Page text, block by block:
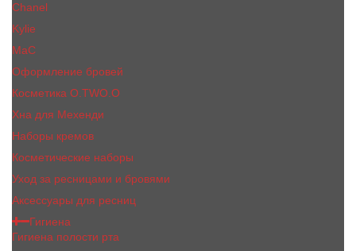
Сhanеl
Kylie
MaC
Оформление бровей
Косметика O.TWO.O
Хна для Мехенди
Наборы кремов
Косметические наборы
Уход за ресницами и бровями
Аксессуары для ресниц
Гигиена
Гигиена полости рта